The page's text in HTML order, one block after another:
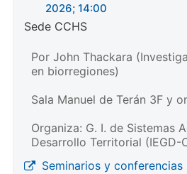
2026; 14:00
Sede CCHS
Por John Thackara
en biorregiones)
Sala Manuel de Terán 3F y
Organiza: G. I. de Sistemas
Desarrollo Territorial (IEGD-
Seminarios y conferencias